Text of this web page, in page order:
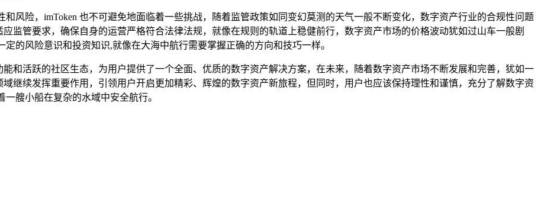
风险，imToken 也不可避免地面临着一些挑战，随着监管政策如同变幻莫测的天气一般不断变化，数字资产行业的合规性问题
监管要求，确保自身的运营严格符合法律法规，就像在规则的轨道上稳健前行，数字资产市场的价格波动犹如过山车一般剧
的风险意识和投资知识,就像在大海中航行需要掌握正确的方向和技巧一样。
和活跃的社区生态，为用户提供了一个全面、优质的数字资产解决方案，在未来，随着数字资产市场不断发展和完善，犹如一
继续发挥重要作用，引领用户开启更加精彩、辉煌的数字资产新旅程，但同时，用户也应该保持理性和谨慎，充分了解数字资
艘小船在复杂的水域中安全航行。